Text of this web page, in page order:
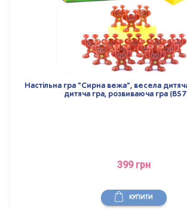
Настільна гра "Сирна вежа", весела
дитяча гра, розвиваюча гра
399 грн
КУПИТИ